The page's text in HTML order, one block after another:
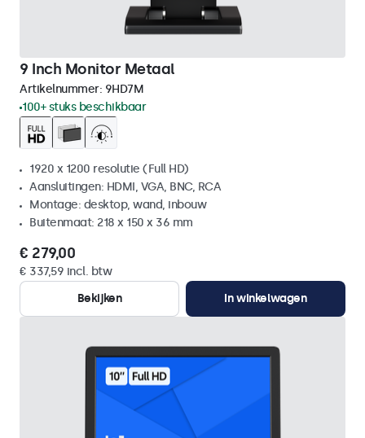
9 Inch Monitor Metaal
Artikelnummer: 9HD7M
100+ stuks beschikbaar
1920 x 1200 resolutie (Full HD)
Aansluitingen: HDMI, VGA, BNC, RCA
Montage: desktop, wand, inbouw
Buitenmaat: 218 x 150 x 36 mm
€ 279,00
€ 337,59 incl. btw
Bekijken
In winkelwagen